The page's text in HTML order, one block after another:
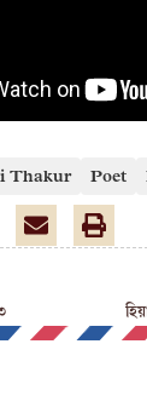
Thakur Poet